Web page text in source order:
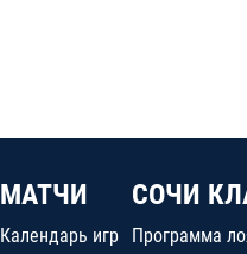
МАТЧИ
Календарь игр
СОЧИ
Программа